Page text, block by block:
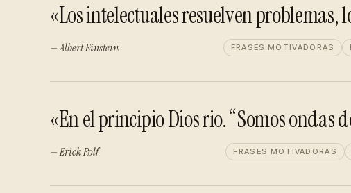
«Los intelectuales resuelven problemas,
— Albert Einstein FRASES MOTIVADORAS
«En el principio Dios rio. “Somos ondas
— Erick Rolf FRASES MOTIVADORAS